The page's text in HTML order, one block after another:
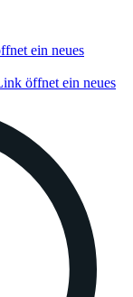
ein neues
öffnet ein neues